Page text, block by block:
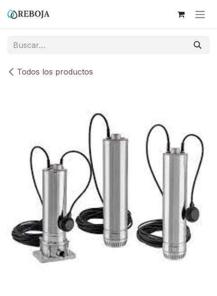
Todos los productos